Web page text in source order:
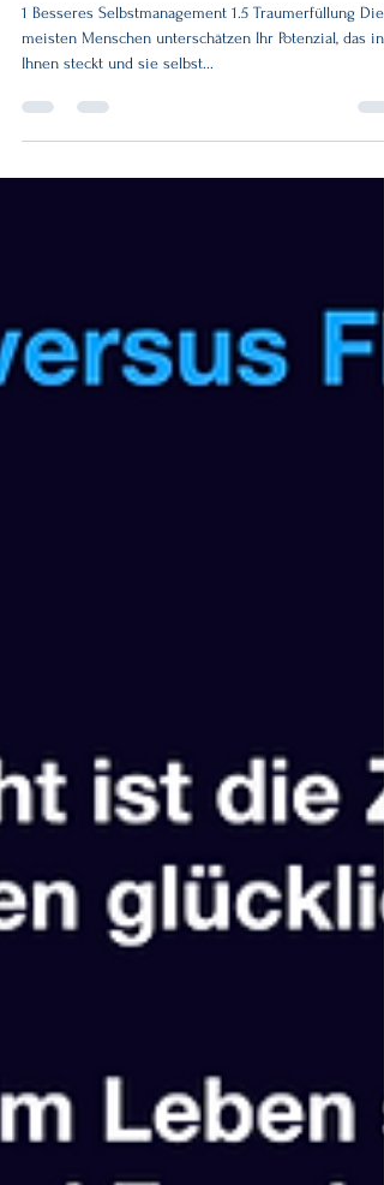
Besseres
1 Besseres Selbstmanagement 1.5 Traumerfüllung Die
Ihnen steckt und sie selbst...